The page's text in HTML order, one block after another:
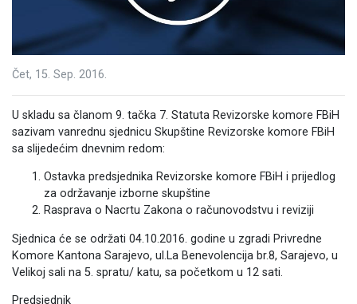
Čet, 15. Sep. 2016.
U skladu sa članom 9. tačka 7. Statuta Revizorske komore FBiH
sazivam vanrednu sjednicu Skupštine Revizorske komore FBiH
sa slijedećim dnevnim redom:
Ostavka predsjednika Revizorske komore FBiH i prijedlog
za održavanje izborne skupštine
Rasprava o Nacrtu Zakona o računovodstvu i reviziji
Sjednica će se održati 04.10.2016. godine u zgradi Privredne
Komore Kantona Sarajevo, ul.La Benevolencija br.8, Sarajevo, u
Velikoj sali na 5. spratu/ katu, sa početkom u 12 sati.
Predsjednik